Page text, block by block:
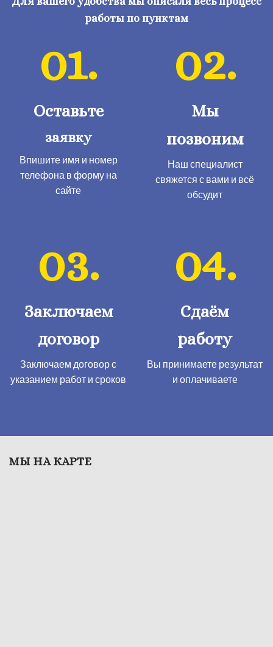
работы по пунктам
01.
Оставьте
заявку
Впишите имя и номер
телефона в форму на
сайте
02.
Мы
позвоним
Наш специалист
свяжется с вами и всё
обсудит
03.
Заключаем
договор
Заключаем договор с
указанием работ и сроков
04.
Сдаём
работу
Вы принимаете результат
​и оплачиваете
МЫ НА КАРТЕ